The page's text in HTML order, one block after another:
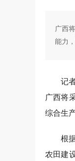
广西
能力
记
广西将
综合生
根
农田建